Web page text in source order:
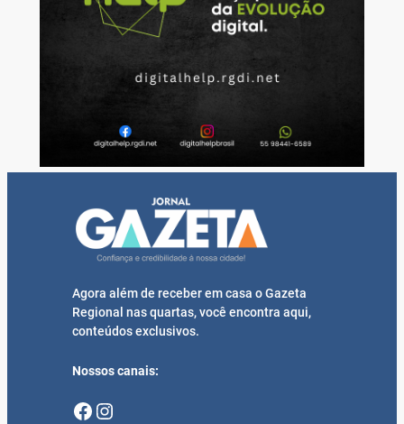
Agora além de receber em casa o Gazeta
Regional nas quartas, você encontra aqui,
conteúdos exclusivos.
Nossos canais:
Facebook Instagram